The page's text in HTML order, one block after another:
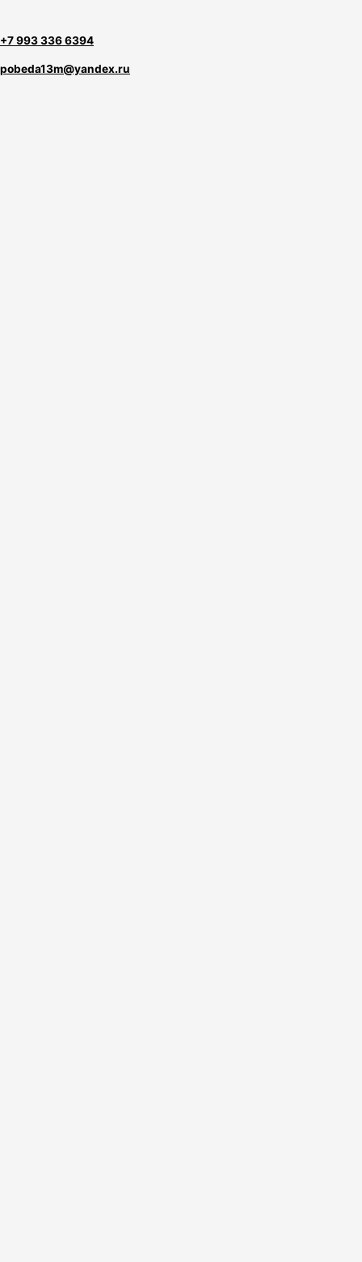
+7 993 336 6394
pobeda13m@yandex.ru